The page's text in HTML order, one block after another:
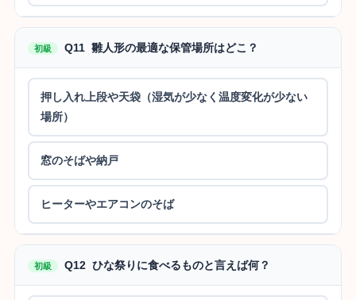
初級 Q11 雛人形の最適な保管場所はどこ？
押し入れ上段や天袋（湿気が少なく温度変化が少ない
場所）
窓のそばや納戸
ヒーターやエアコンのそば
初級 Q12 ひな祭りに食べるものと言えば何？